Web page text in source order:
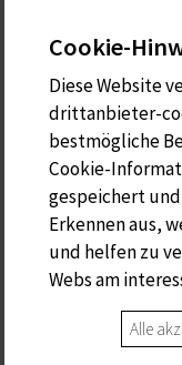
Cookie-
Diese Website
drittanbieter-
bestmögliche
Cookie-
gespeichert
Erkennen aus,
und helfen zu
Webs am
Alle